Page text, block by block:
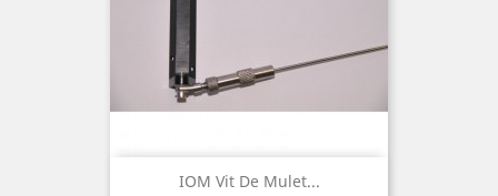
IOM Vit De Mulet...